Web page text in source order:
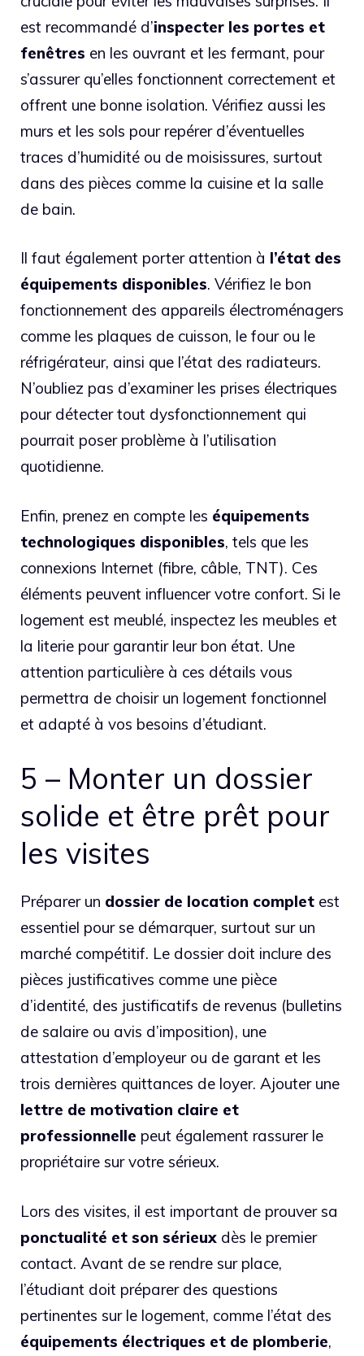
est recommandé d’inspecter les portes et
fenêtres en les ouvrant et les fermant, pour
s’assurer qu’elles fonctionnent correctement et
offrent une bonne isolation. Vérifiez aussi les
murs et les sols pour repérer d’éventuelles
traces d’humidité ou de moisissures, surtout
dans des pièces comme la cuisine et la salle
de bain.
Il faut également porter attention à l’état des
équipements disponibles. Vérifiez le bon
fonctionnement des appareils électroménagers
comme les plaques de cuisson, le four ou le
réfrigérateur, ainsi que l’état des radiateurs.
N’oubliez pas d’examiner les prises électriques
pour détecter tout dysfonctionnement qui
pourrait poser problème à l’utilisation
quotidienne.
Enfin, prenez en compte les équipements
technologiques disponibles, tels que les
connexions Internet (fibre, câble, TNT). Ces
éléments peuvent influencer votre confort. Si le
logement est meublé, inspectez les meubles et
la literie pour garantir leur bon état. Une
attention particulière à ces détails vous
permettra de choisir un logement fonctionnel
et adapté à vos besoins d’étudiant.
5 – Monter un dossier
solide et être prêt pour
les visites
Préparer un dossier de location complet est
essentiel pour se démarquer, surtout sur un
marché compétitif. Le dossier doit inclure des
pièces justificatives comme une pièce
d’identité, des justificatifs de revenus (bulletins
de salaire ou avis d’imposition), une
attestation d’employeur ou de garant et les
trois dernières quittances de loyer. Ajouter une
lettre de motivation claire et
professionnelle peut également rassurer le
propriétaire sur votre sérieux.
Lors des visites, il est important de prouver sa
ponctualité et son sérieux dès le premier
contact. Avant de se rendre sur place,
l’étudiant doit préparer des questions
pertinentes sur le logement, comme l’état des
équipements électriques et de plomberie,